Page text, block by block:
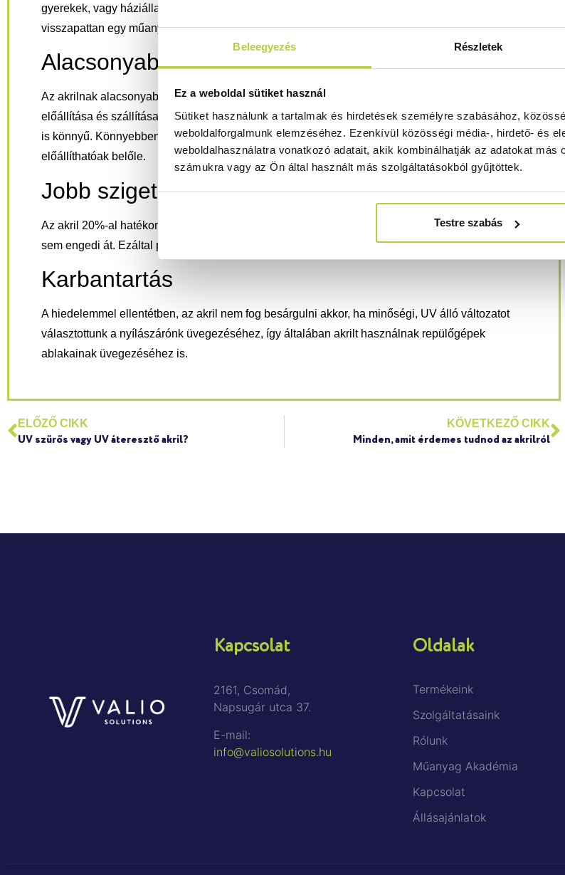
Beleegyezés Részletek
Ez a weboldal sütiket használ
Sütiket használunk a tartalmak és hirdetések személyre szabásához,
weboldalforgalmunk elemzéséhez. Ezenkívül közösségi média-, hirdető- és
weboldalhasználatra vonatkozó adatait, akik kombinálhatják az adatokat más
számukra vagy az Ön által használt más szolgáltatásokból gyűjtöttek.
Testre szabás
gyerekek, vagy háziállatok vannak. Egy labda például nagy valósznűséggel csak egyszerűen
visszapattan egy műanyaggal üvegezett ablakról, míg az üveg összetörik.
Alacsonyabb sűrűség
Az akrilnak alacsonyabb a sűrűsége, mint a standard üvegnek, így nemcsak olcsóbb az
előállítása és szállítása, hanem súlyánál fogva egyszerűbb is. Ez utóbbi miatt a vele való munka
is könnyű. Könnyebben vágható, mint az üveg, így szokatlan formák is egyszerűbben
előállíthatóak belőle.
Jobb szigetelőképesség
Az akril 20%-al hatékonyabban szigetel, mint az üveg, így nagyon meleg vagy hideg levegőt
sem engedi át. Ezáltal pénzt is spóroluhatunk, mivel nem kell annyi pénzt költenünk fűtésre.
Karbantartás
A hiedelemmel ellentétben, az akril nem fog besárgulni akkor, ha minőségi, UV álló változatot
választottunk a nyílászárónk üvegezéséhez, így általában akrilt használnak repülőgépek
ablakainak üvegezéséhez is.
ELŐZŐ CIKK
UV szűrős vagy UV áteresztő akril?
KÖVETKEZŐ CIKK
Minden, amit érdemes tudnod az akrilról
Kapcsolat
2161, Csomád,
Napsugár utca 37.
E-mail:
info@valiosolutions.hu
Oldalak
Termékeink
Szolgáltatásaink
Rólunk
Műanyag Akadémia
Kapcsolat
Állásajánlatok